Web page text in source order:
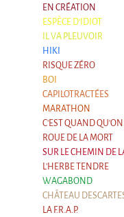
EN CRÉATION
ESPÈCE D'IDIOT
IL VA PLEUVOIR
HIKI
RISQUE ZÉRO
BOI
CAPILOTRACTÉES
MARATHON
C'EST QUAND
ROUE DE LA MORT
SUR LE CHEMIN DE
L'HERBE TENDRE
WAGABOND
CHÂTEAU
LA F.R.A.P.